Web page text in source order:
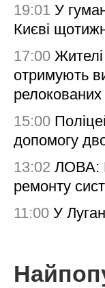
19:01 У
Києві
17:00
отримують
15:00
допомогу
13:02 ЛОВА:
ремонту
11:00 У